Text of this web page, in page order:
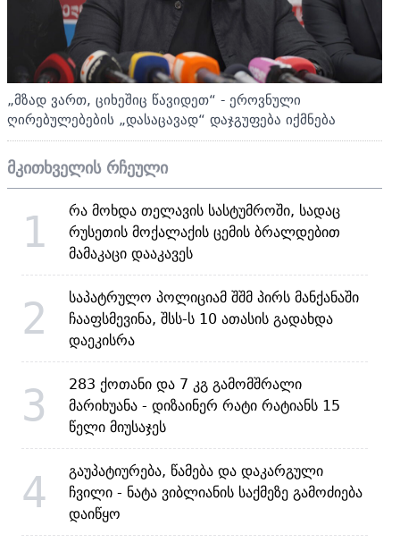
„მზად ვართ, ციხეშიც წავიდეთ“ - ეროვნული
ღირებულებების „დასაცავად“ დაჯგუფება იქმნება
მკითხველის რჩეული
1
რა მოხდა თელავის სასტუმროში, სადაც
რუსეთის მოქალაქის ცემის ბრალდებით
მამაკაცი დააკავეს
2
საპატრულო პოლიციამ შშმ პირს მანქანაში
ჩააფსმევინა, შსს-ს 10 ათასის გადახდა
დაეკისრა
3
283 ქოთანი და 7 კგ გამომშრალი
მარიხუანა - დიზაინერ რატი რატიანს 15
წელი მიუსაჯეს
4
გაუპატიურება, წამება და დაკარგული
ჩვილი - ნატა ვიბლიანის საქმეზე გამოძიება
დაიწყო